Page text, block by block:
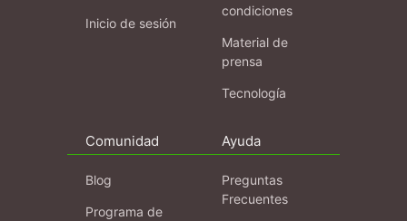
Inicio de sesión
condiciones
Material de
prensa
Tecnología
Comunidad
Blog
Programa de
Ayuda
Preguntas
Frecuentes